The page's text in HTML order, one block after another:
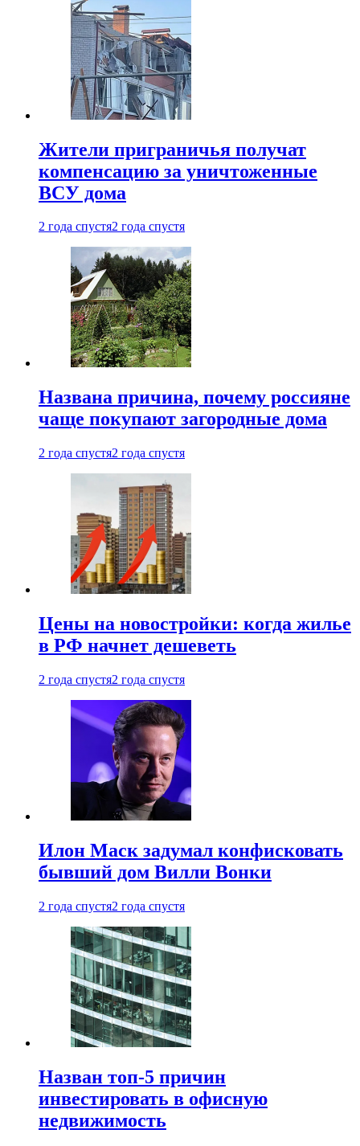
Жители приграничья получат
компенсацию за уничтоженные
ВСУ дома
2 года спустя2 года спустя
Названа причина, почему россияне
чаще покупают загородные дома
2 года спустя2 года спустя
Цены на новостройки: когда жилье
в РФ начнет дешеветь
2 года спустя2 года спустя
Илон Маск задумал конфисковать
бывший дом Вилли Вонки
2 года спустя2 года спустя
Назван топ-5 причин
инвестировать в офисную
недвижимость